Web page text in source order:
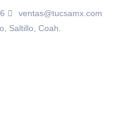
ventas@tucsamx.com
Saltillo, Coah.